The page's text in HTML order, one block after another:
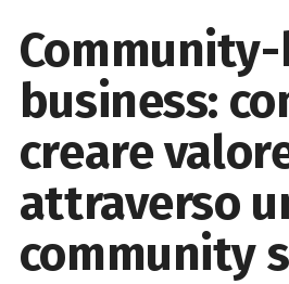
business:
creare
attraverso
community